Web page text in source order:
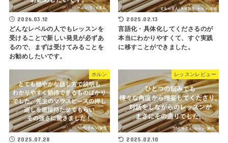
2026.03.12
どんなレベルの人でもレッスンを
受けることで新しい発見が必ずあ
るので、まずは受けてみることを
お勧めしたいです。
2025.02.13
言語化・具体化してくださるのが
本当にわかりやすくて、すぐ実践
に移すことができました。
ホルン
2025.07.28
レッスンレビュー
2025.02.10